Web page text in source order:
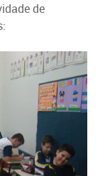
de